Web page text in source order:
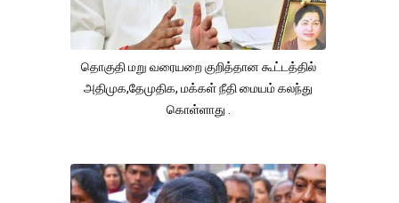
தொகுதி மறு வரையறை குறித்தான கூட்டத்தில்
அதிமுக,தேமுதிக, மக்கள் நீதி மையம் கலந்து
கொள்ளாது .